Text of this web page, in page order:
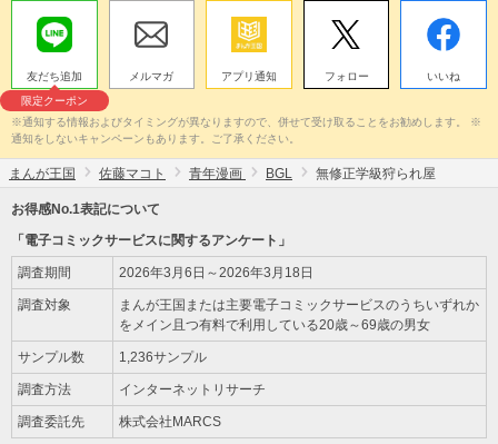
友だち追加
限定クーポン
メルマガ アプリ通知 フォロー いいね
※通知する情報およびタイミングが異なりますので、併せて受け取ることをお勧めします。 ※
通知をしないキャンペーンもあります。ご了承ください。
まんが王国 佐藤マコト 青年漫画 BGL 無修正学級狩られ屋
お得感No.1表記について
「電子コミックサービスに関するアンケート」
調査期間 2026年3月6日～2026年3月18日
調査対象
まんが王国または主要電子コミックサービスのうちいずれか
をメイン且つ有料で利用している20歳～69歳の男女
サンプル数 1,236サンプル
調査方法 インターネットリサーチ
調査委託先 株式会社MARCS